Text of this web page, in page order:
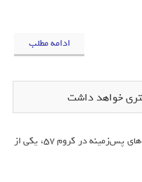
ادامه مطلب
گوگل قصد دارد با کنترل و محدود کردن تب‌های پس‌زمینه در کروم 57، یکی از